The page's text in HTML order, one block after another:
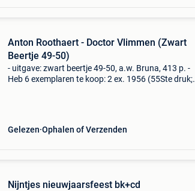
Anton Roothaert - Doctor Vlimmen (Zwart
Beertje 49-50)
- uitgave: zwart beertje 49-50, a.w. Bruna, 413 p. -
Heb 6 exemplaren te koop: 2 ex. 1956 (55Ste druk;
Gelezen Ophalen of Verzenden
Nijntjes nieuwjaarsfeest bk+cd